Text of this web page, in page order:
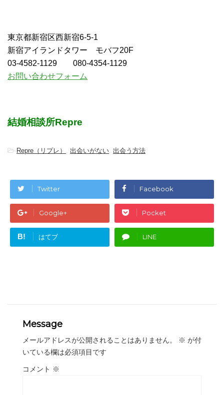
東京都新宿区西新宿6-5-1
新宿アイランドタワー モバフ20F
03-4582-1129 080-4354-1129
お問い合わせフォーム
結婚相談所Repre
-Repre（リプレ） 出会いがない 出会う方法
Twitter Facebook
Google+ Pocket
B! はてブ LINE
Message
メールアドレスが公開されることはありません。 ※ が付
いている欄は必須項目です
コメント ※